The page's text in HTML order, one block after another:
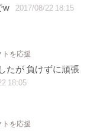
w 2017/08/22 18:15
トを応援
たが 負けずに頑張
18:05
を応援